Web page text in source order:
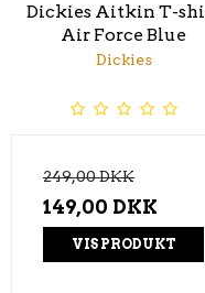
Dickies Aitkin T-
Air Force Blue
Dickies
249,00 DKK
149,00 DKK
VIS PRODUKT